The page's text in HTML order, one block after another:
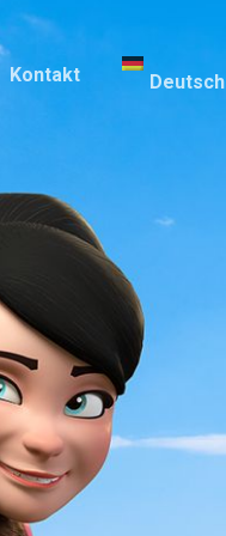
Kontakt Deutsch